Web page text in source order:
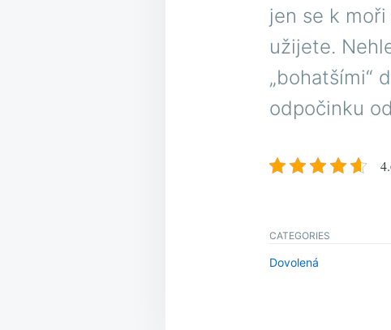
jen se k
užijete.
„bohatšími“
odpočinku
CATEGORIES
Dovolená